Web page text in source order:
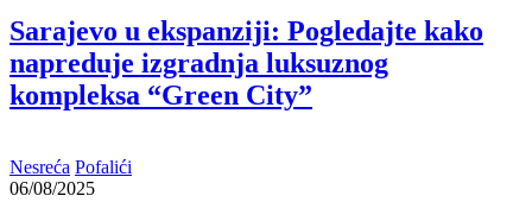
Sarajevo u ekspanziji: Pogledajte kako
napreduje izgradnja luksuznog
kompleksa “Green City”
Nesreća Pofalići
06/08/2025